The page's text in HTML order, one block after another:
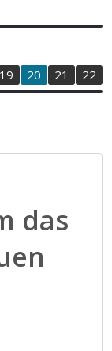
19 20 21
22
das